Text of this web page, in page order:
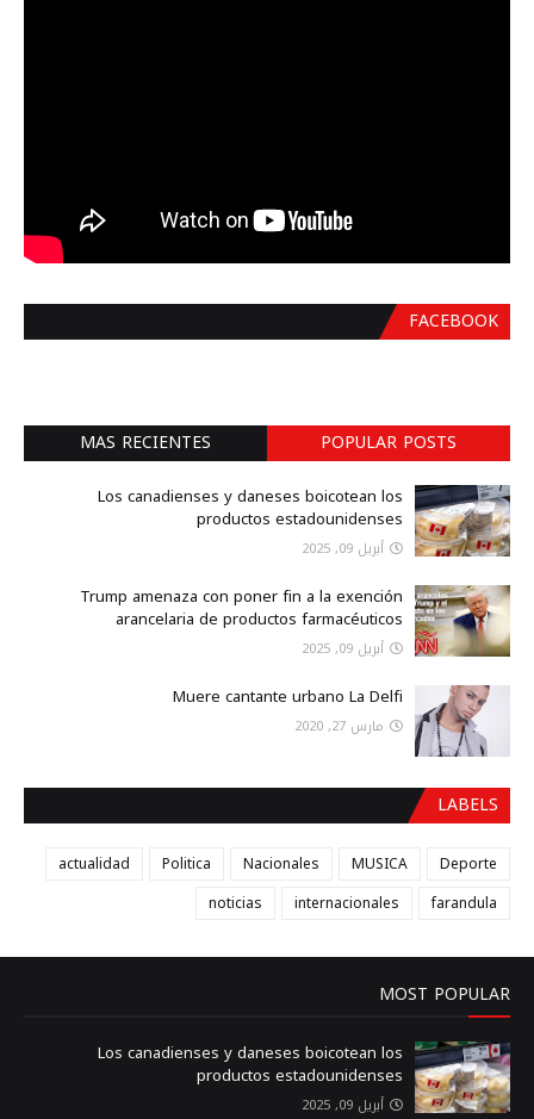
FACEBOOK
POPULAR POSTS
MAS RECIENTES
Los canadienses y daneses boicotean los
productos estadounidenses
أبريل 09, 2025
Trump amenaza con poner fin a la exención
arancelaria de productos farmacéuticos
أبريل 09, 2025
Muere cantante urbano La Delfi
مارس 27, 2020
LABELS
Deporte
MUSICA
Nacionales
Politica
actualidad
farandula
internacionales
noticias
MOST POPULAR
Los canadienses y daneses boicotean los
productos estadounidenses
أبريل 09, 2025